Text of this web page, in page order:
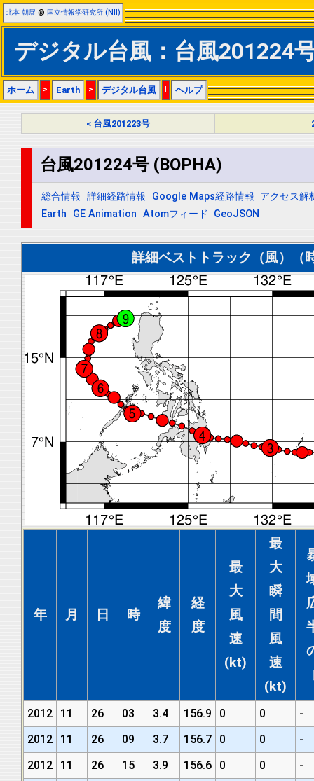
北本 朝展 @ 国立情報学研究所 (NII)
デジタル台風：台風201224
ホーム > Earth > デジタル台風 | ヘルプ
< 台風201223号
台風201224号 (BOPHA)
総合情報 詳細経路情報 Google Maps経路情報 アクセス解
Earth
GE Animation Atomフィード GeoJSON
詳細ベストトラック（風）（
年 月 日 時
緯
度
経
度
最
大
風
速
(kt)
最
大
瞬
間
風
速
(kt)
2012 11 26 03 3.4 156.9 0 0
-
2012
11 26 09 3.7 156.7 0 0
-
2012
11 26 15 3.9 156.6 0 0
-